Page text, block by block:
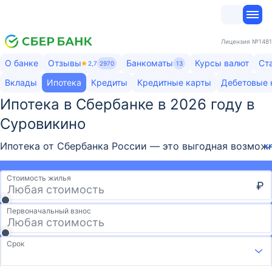
Лицензия №1481
О банке Отзывы 2,7 2970 Банкоматы 13 Курсы валют
Вклады
Ипотека Кредиты Кредитные карты Дебетовые
Ипотека в Сбербанке в 2026 году в
Суровикино
Ипотека от Сбербанка России — это выгодная
Стоимость жилья
₽
Первоначальный взнос
Срок